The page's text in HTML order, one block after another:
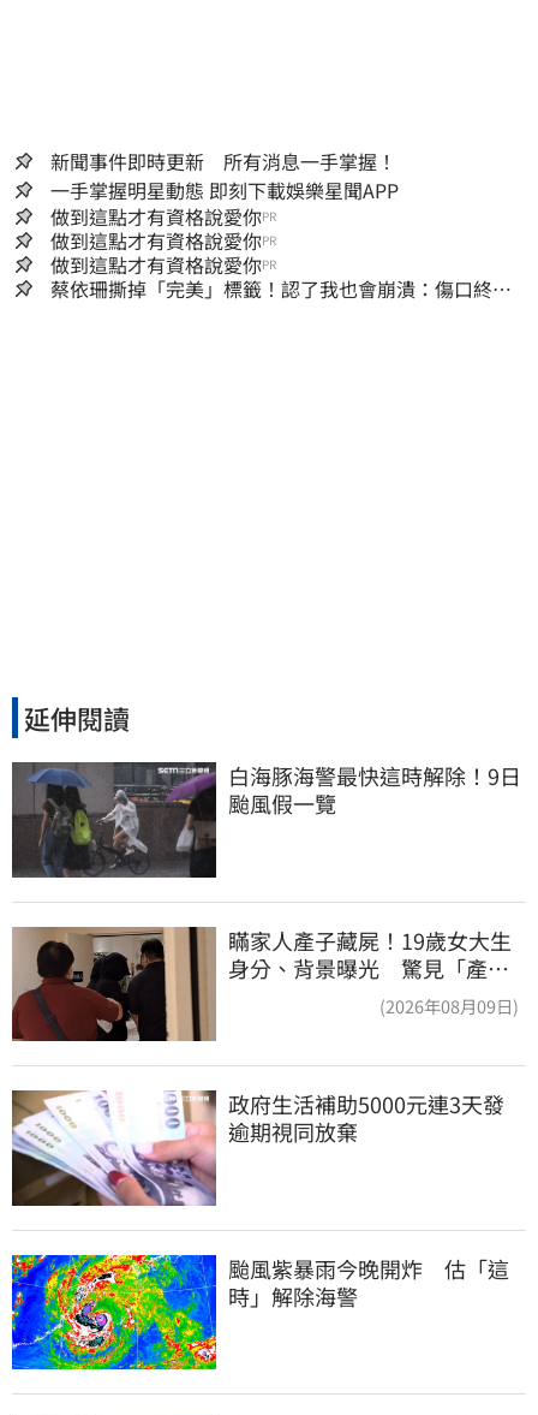
新聞事件即時更新 所有消息一手掌握！
一手掌握明星動態 即刻下載娛樂星聞APP
做到這點才有資格說愛你PR
做到這點才有資格說愛你PR
做到這點才有資格說愛你PR
蔡依珊撕掉「完美」標籤！認了我也會崩潰：傷口終究
延伸閱讀
白海豚海警最快這時解除！9日
颱風假一覽
瞞家人產子藏屍！19歲女大生
身分、背景曝光 驚見「產檢
(2026年08月09日)
政府生活補助5000元連3天發
逾期視同放棄
颱風紫暴雨今晚開炸　估「這
時」解除海警